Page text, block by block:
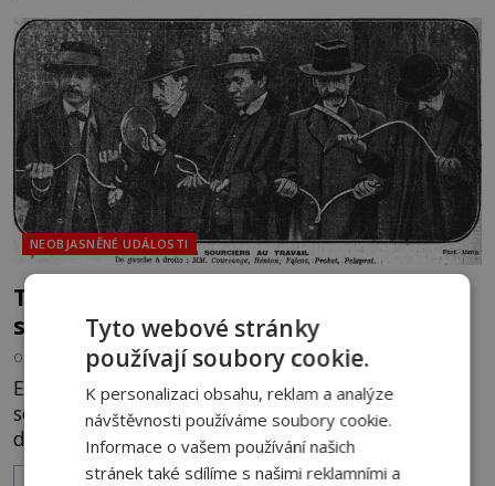
tajuplný recept na dlouhověkost měli hlavně
Číňané. Pod
NEOBJASNĚNÉ UDÁLOSTI
Tajuplní proutkaři: Vyvrátí jejich
schopnosti vědecký experiment?
OD KAROLÍNA TRNKOVÁ 3.5.2024 2.9TIS
Existence proutkařů mnohé vědce dráždí. Zoufale
se snaží odhalit klíč k jejich podivuhodným
dovednostem, nebo dokonce popřít, že nějaké
zvláštní nadání vůbec mají. Aby přišli proutkařské
Tyto webové stránky
používají soubory cookie.
K personalizaci obsahu, reklam a analýze
návštěvnosti používáme soubory cookie.
Informace o vašem používání našich
stránek také sdílíme s našimi reklamními a